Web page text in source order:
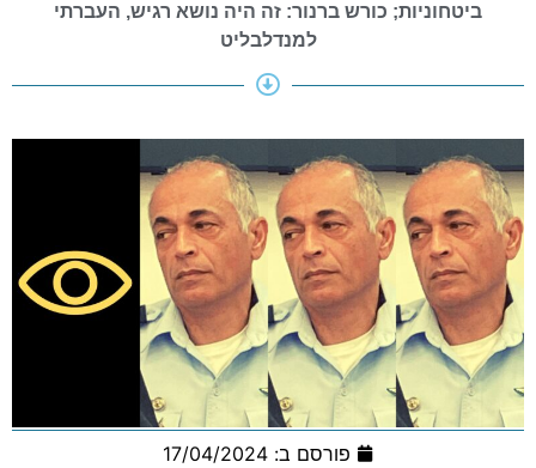
ביטחוניות; כורש ברנור: זה היה נושא רגיש, העברתי
למנדלבליט
פורסם ב: 17/04/2024